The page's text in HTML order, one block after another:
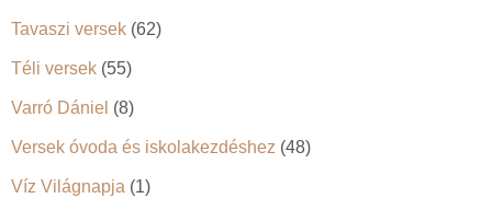
Tavaszi versek (62)
Téli versek (55)
Varró Dániel (8)
Versek óvoda és iskolakezdéshez (48)
Víz Világnapja (1)